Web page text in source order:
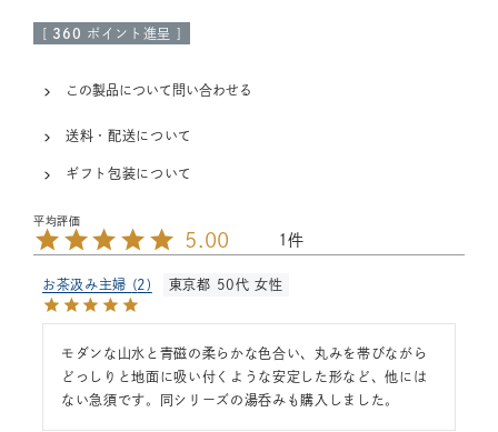
[ 360 ポイント進呈 ]
この製品について問い合わせる
送料・配送について
ギフト包装について
5.00 1
お茶汲み主婦 2 東京都 50代 女性
モダンな山水と青磁の柔らかな色合い、丸みを帯びながら
どっしりと地面に吸い付くような安定した形など、他には
ない急須です。同シリーズの湯呑みも購入しました。